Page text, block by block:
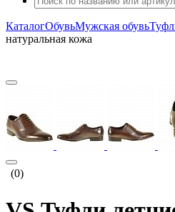
КаталогОбувьМужская обувь
натуральная кожа
(0)